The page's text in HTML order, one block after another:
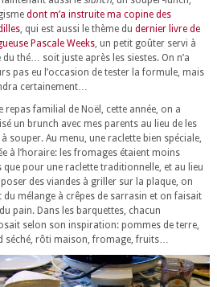
dont m’a instruite ma copine des
, qui est aussi le thème du dernier livre de
Pascale Weeks, un petit goûter servi à
du thé… soit juste après les siestes. On n’a
pas eu l’occasion de tester la formule, mais
certainement…
repas familial de Noël, cette année, on a
un brunch avec mes parents au lieu de les
souper. Au menu, une raclette bien spéciale,
à l’horaire: les fromages étaient moins
que pour une raclette traditionnelle, et au lieu
des viandes à griller sur la plaque, on
du mélange à crêpes de sarrasin et on faisait
pain. Dans les barquettes, chacun
selon son inspiration: pommes de terre,
séché, rôti maison, fromage, fruits…